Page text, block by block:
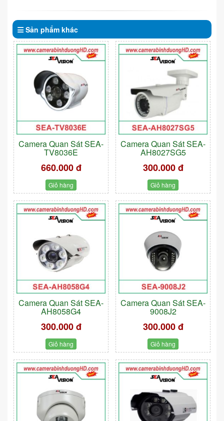
Sản phẩm khác
Camera Quan Sát SEA-
TV8036E
660.000 đ
Giỏ hàng
Camera Quan Sát SEA-
AH8027SG5
300.000 đ
Giỏ hàng
Camera Quan Sát SEA-
AH8058G4
300.000 đ
Giỏ hàng
Camera Quan Sát SEA-
9008J2
300.000 đ
Giỏ hàng